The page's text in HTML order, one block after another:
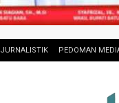
PEDOMAN